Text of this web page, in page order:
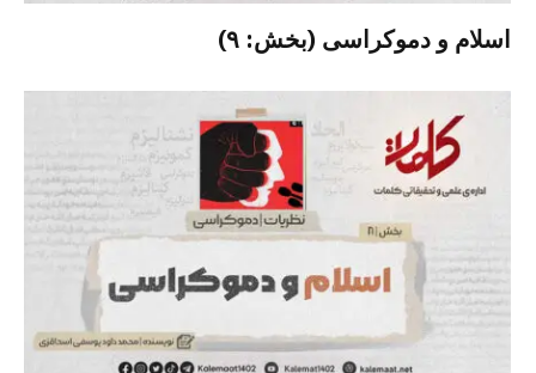
اسلام و دموکراسی (بخش: ۹)